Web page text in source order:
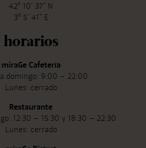
42º 10' 37" N
3º 5' 41" E
horarios
miraGe Cafetería
domingo: 9:00 – 22:00
Lunes: cerrado
Restaurante
12:30 – 15:30 y 18:30 – 22:30
Lunes: cerrado